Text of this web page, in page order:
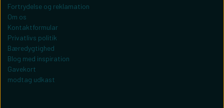
Fortrydelse og reklamation
Om os
Kontaktformular
Privatlivs politik
Bæredygtighed
Blog med inspiration
Gavekort
modtag udkast